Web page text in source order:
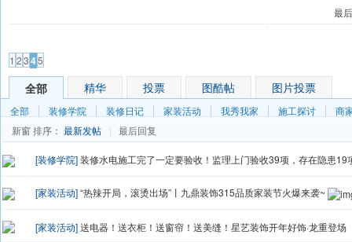
最
1 2345
全部 精华 投票 图酷帖 图片投票
全部 装修学院 装修日记 家装活动 我秀我家 施工探讨
商
新窗排序： 最新发帖 最后回复
[装修学院]装修水电施工完了一定要验收！监理上门验收39项，存在隐患19
[家装活动]“热辣开局，滚烫出场”丨九鼎装饰315品质家装节火爆来袭~
[家装活动]送电器！送衣柜！送窗帘！送美缝！星艺装饰开年好饰·龙重登场